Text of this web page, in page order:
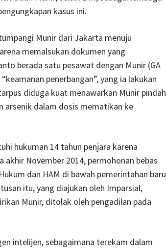
kasus ini.
Munir dari Jakarta menuju
memalsukan dokumen yang
berada satu pesawat dengan Munir (GA
penerbangan”, yang ia lakukan
diduga kuat menawarkan Munir pindah
arsenik dalam dosis mematikan ke
hukuman 14 tahun penjara karena
November 2014, permohonan bebas
dan HAM di bawah pemerintahan baru
itu, yang diajukan oleh Imparsial,
Munir, ditolak oleh pengadilan pada
intelijen, sebagaimana terekam dalam